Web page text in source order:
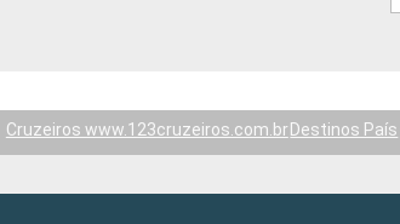
Cruzeiros www.123cruzeiros.com.br Destinos País